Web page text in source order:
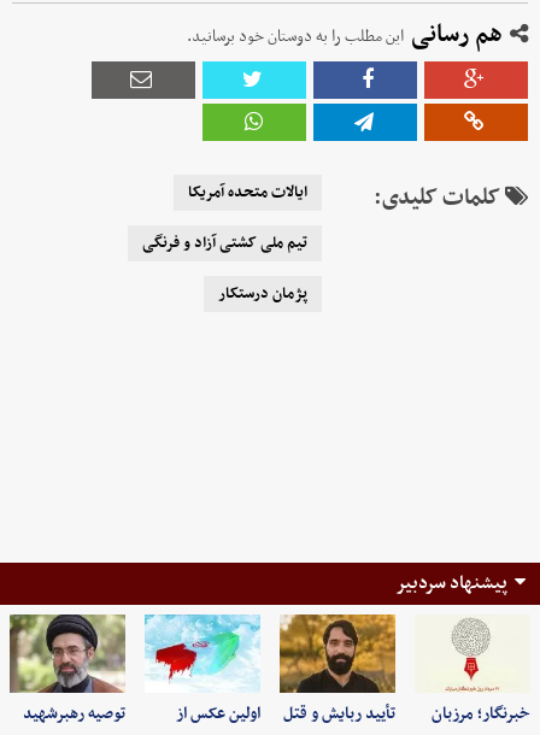
هم رسانی این مطلب را به دوستان خود برسانید.
کلمات کلیدی:
ایالات متحده آمریکا
تیم ملی کشتی آزاد و فرنگی
پژمان درستکار
پیشنهاد سردبیر
خبرنگار؛ مرزبان
تأیید ربایش و قتل
اولین عکس از
توصیه رهبرشهید